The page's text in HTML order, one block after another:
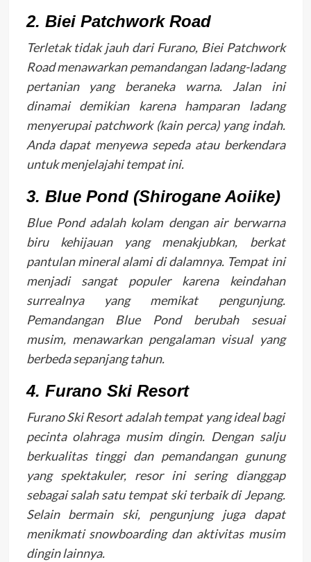
2. Biei Patchwork Road
Terletak tidak jauh dari Furano, Biei Patchwork
Road menawarkan pemandangan ladang-ladang
pertanian yang beraneka warna. Jalan ini
dinamai demikian karena hamparan ladang
menyerupai patchwork (kain perca) yang indah.
Anda dapat menyewa sepeda atau berkendara
untuk menjelajahi tempat ini.
3. Blue Pond (Shirogane Aoiike)
Blue Pond adalah kolam dengan air berwarna
biru kehijauan yang menakjubkan, berkat
pantulan mineral alami di dalamnya. Tempat ini
menjadi sangat populer karena keindahan
surrealnya yang memikat pengunjung.
Pemandangan Blue Pond berubah sesuai
musim, menawarkan pengalaman visual yang
berbeda sepanjang tahun.
4. Furano Ski Resort
Furano Ski Resort adalah tempat yang ideal bagi
pecinta olahraga musim dingin. Dengan salju
berkualitas tinggi dan pemandangan gunung
yang spektakuler, resor ini sering dianggap
sebagai salah satu tempat ski terbaik di Jepang.
Selain bermain ski, pengunjung juga dapat
menikmati snowboarding dan aktivitas musim
dingin lainnya.